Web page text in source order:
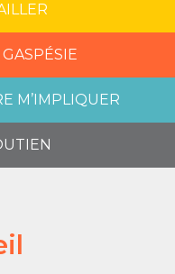
M’IMPLIQUER